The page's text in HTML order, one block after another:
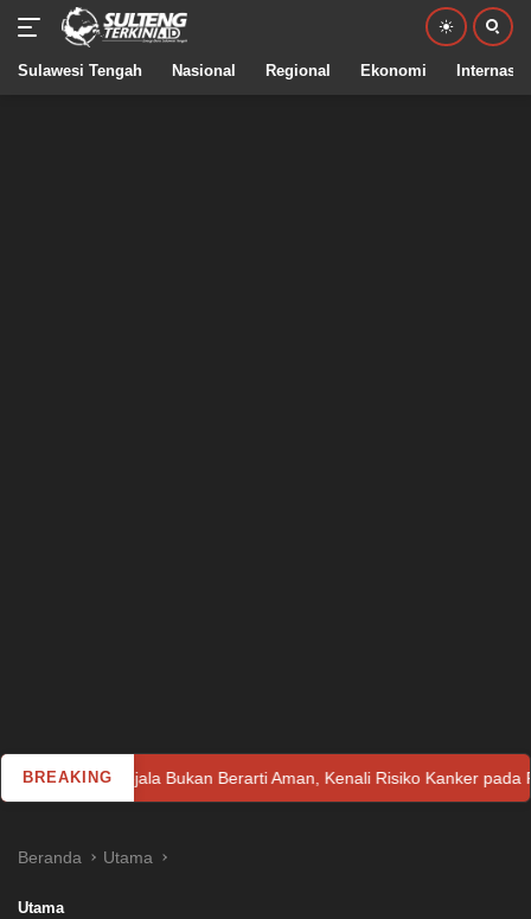
Sulawesi Tengah Nasional Regional Ekonomi
BREAKING
Bukan Berarti Aman, Kenali Risiko Kanker pada Perempuan
Beranda Utama
Utama